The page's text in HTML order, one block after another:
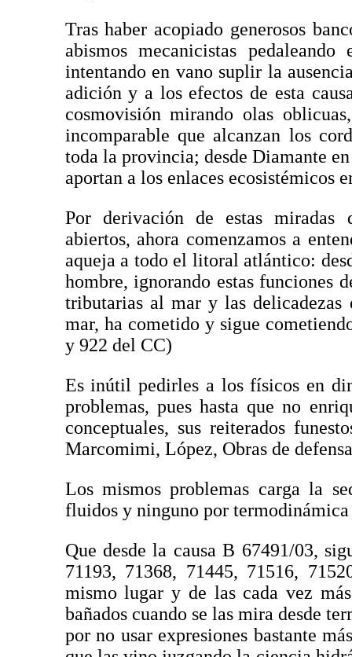
Tras haber acopiado generosos
abismos mecanicistas
intentando en vano suplir la
adición y a los efectos de esta
cosmovisión mirando olas
incomparable que alcanzan los
toda la provincia; desde Diamante
aportan a los enlaces ecosistémicos
Por derivación de estas miradas
abiertos, ahora comenzamos a
aqueja a todo el litoral atlántico:
hombre, ignorando estas funciones
tributarias al mar y las delicadezas
mar, ha cometido y sigue
y 922 del CC)
Es inútil pedirles a los físicos en
problemas, pues hasta que no
conceptuales, sus reiterados
Marcomimi, López, Obras de
Los mismos problemas carga la
fluidos y ninguno por termodinámica
Que desde la causa B 67491/03,
71193, 71368, 71445, 71516,
mismo lugar y de las cada vez
bañados cuando se las mira desde
por no usar expresiones bastante